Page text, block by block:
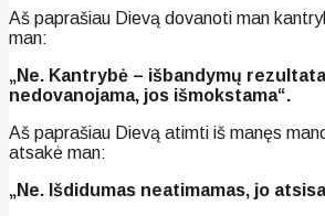
Aš paprašiau Dievą dovanoti man
man:
„Ne. Kantrybė – išbandymų
nedovanojama, jos išmokstama“.
Aš paprašiau Dievą atimti iš manęs
atsakė man:
„Ne. Išdidumas neatimamas, jo